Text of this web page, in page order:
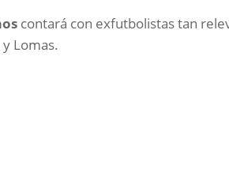
contará con exfutbolistas tan
Lomas.